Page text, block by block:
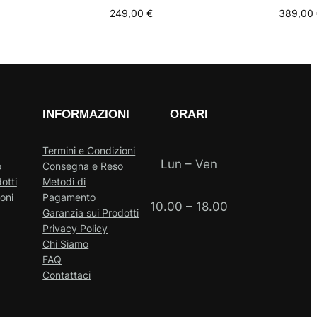
249,00€ 389,00
INFORMAZIONI
Termini e Condizioni
Consegna e Reso
Metodi di
Pagamento
Garanzia sui Prodotti
Privacy Policy
Chi Siamo
FAQ
Contattaci
ORARI
Lun – Ven
10.00 – 18.00